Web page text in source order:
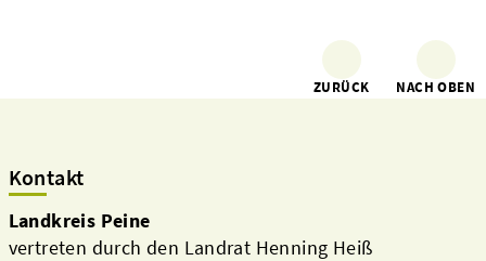
ZURÜCK NACH OBEN
Kontakt
Landkreis Peine
vertreten durch den Landrat Henning Heiß